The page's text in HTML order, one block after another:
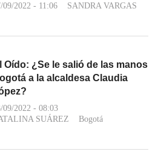
09/2022 - 11:06 SANDRA VARGAS
Oído: ¿Se le salió de las manos
a la alcaldesa Claudia
09/2022 - 08:03
SUÁREZ
Bogotá